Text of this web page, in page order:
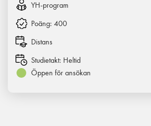
YH-program
Poäng: 400
Distans
Studietakt: Heltid
Öppen för ansökan